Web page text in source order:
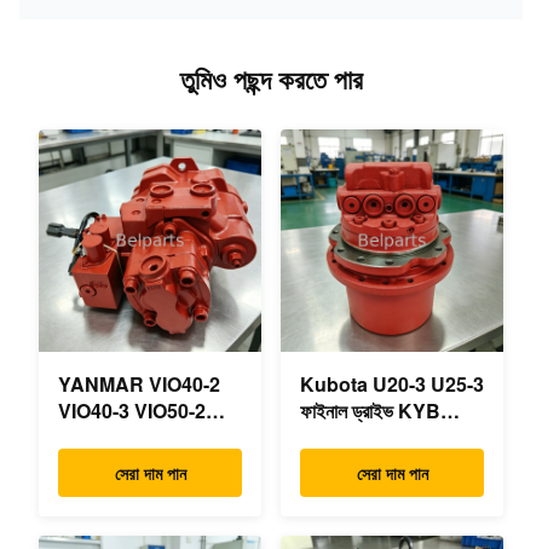
তুমিও পছন্দ করতে পার
YANMAR VIO40-2
VIO40-3 VIO50-2
VIO55-3 প্রধান
হাইড্রোলিক পাম্প OEM
16023 B0600-16017
সেরা দাম পান
Kubota U20-3 U25-3
ফাইনাল ড্রাইভ KYB
OEM ভ্রমণ মোটর
B0240-18076
RB559-61290
সেরা দাম পান